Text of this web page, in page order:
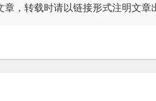
，转载时请以链接形式注明文章